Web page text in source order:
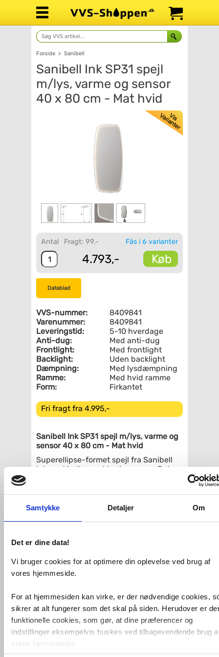
Samtykke Detaljer Om
Det er dine data!
Vi bruger cookies for at optimere din oplevelse ved brug af
vores hjemmeside.
For at hjemmesiden kan virke, er der nødvendige cookies,
sikrer at alt fungerer som det skal på siden. Herudover er
funktionelle cookies, som gør, at dine præferencer og
indstillinger eksempelvis huskes ved tilbagevendende brug
vores hjemmeside.
Forside > Sanibell
Sanibell Ink SP31 spejl
m/lys, varme og sensor
40 x 80 cm - Mat hvid
Fås i 6 varianter
Antal Fragt: 99,-
4.793,- Køb
Datablad
VVS-nummer:
8409841
Varenummer:
8409841
Leveringstid:
5-10 hverdage
Anti-dug:
Med anti-dug
Frontlight:
Med frontlight
Backlight:
Uden backlight
Dæmpning:
Med lysdæmpning
Ramme:
Med hvid ramme
Form:
Firkantet
Fri fragt fra 4.995,-
Sanibell Ink SP31 spejl m/lys, varme og
sensor 40 x 80 cm - Mat hvid
Superellipse-formet spejl fra Sanibell
Ink med indbygget lys i rammen. Det
indstilling. Juster både lysets farve og
styrke ved hjælp af den smarte touch-
problemer bruge dit spejl, selv efter et
langt, varmt bad, for spejlet har
indbygget varme og er derfor dugfrit.
Det rektangulære spejl kan vendes, og
Spejlet leveres i 6 flotte farver, så du
kan fuldende indretningen på
badeværelset med et spejl, der matcher
både vandhane og badtilbehør.
Specifikationer